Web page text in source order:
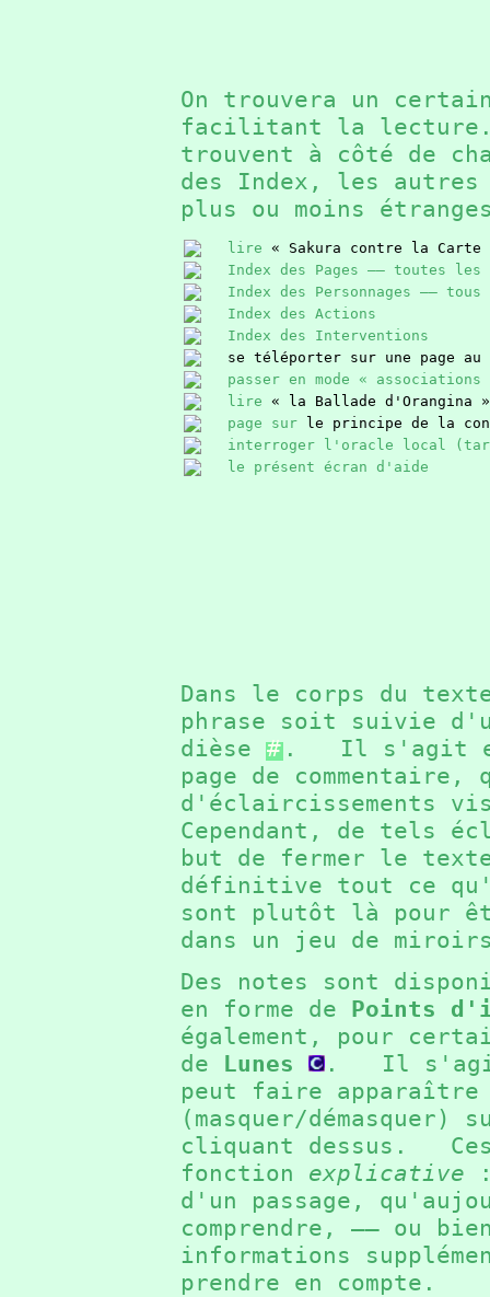
On trouvera un
facilitant la lecture.
trouvent à côté de
des Index, les autres
plus ou moins
lire « Sakura contre la Carte
Index des Pages —— toutes
Index des Personnages ——
Index des Actions
Index des Interventions
se téléporter sur une page au
passer en mode « associations
lire « la Ballade d'Orangina »
page sur
le principe de la
interroger l'oracle local
le présent écran d'aide
Dans le corps du
phrase soit suivie
dièse #. Il s'agit en
page de commentaire,
d'éclaircissements
Cependant, de tels
but de fermer le
définitive tout ce
sont plutôt là pour
dans un jeu de
Des notes sont
en forme de Points
également, pour
de Lunes
. Il s'agit
peut faire
(masquer/démasquer)
cliquant dessus.
fonction explicative
d'un passage,
comprendre, —— ou
informations
prendre en compte.